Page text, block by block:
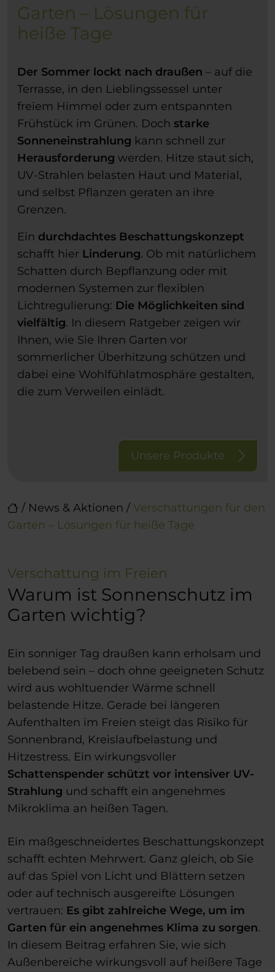
/ News & Aktionen / Verschattungen für den
Garten – Lösungen für heiße Tage
Garten – Lösungen für
heiße Tage
Der Sommer lockt nach draußen – auf die
Terrasse, in den Lieblingssessel unter
freiem Himmel oder zum entspannten
Frühstück im Grünen. Doch starke
Sonneneinstrahlung kann schnell zur
Herausforderung werden. Hitze staut sich,
UV-Strahlen belasten Haut und Material,
und selbst Pflanzen geraten an ihre
Grenzen.
Ein durchdachtes Beschattungskonzept
schafft hier Linderung. Ob mit natürlichem
Schatten durch Bepflanzung oder mit
modernen Systemen zur flexiblen
Lichtregulierung: Die Möglichkeiten sind
vielfältig. In diesem Ratgeber zeigen wir
Ihnen, wie Sie Ihren Garten vor
sommerlicher Überhitzung schützen und
dabei eine Wohlfühlatmosphäre gestalten,
die zum Verweilen einlädt.
Unsere Produkte
Verschattung im Freien
Warum ist Sonnenschutz im
Garten wichtig?
Ein sonniger Tag draußen kann erholsam und
belebend sein – doch ohne geeigneten Schutz
wird aus wohltuender Wärme schnell
belastende Hitze. Gerade bei längeren
Aufenthalten im Freien steigt das Risiko für
Sonnenbrand, Kreislaufbelastung und
Hitzestress. Ein wirkungsvoller
Schattenspender schützt vor intensiver UV-
Strahlung und schafft ein angenehmes
Mikroklima an heißen Tagen.
Ein maßgeschneidertes Beschattungskonzept
schafft echten Mehrwert. Ganz gleich, ob Sie
auf das Spiel von Licht und Blättern setzen
oder auf technisch ausgereifte Lösungen
vertrauen: Es gibt zahlreiche Wege, um im
Garten für ein angenehmes Klima zu sorgen.
In diesem Beitrag erfahren Sie, wie sich
Außenbereiche wirkungsvoll auf heißere Tage